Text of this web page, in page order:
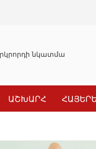
նկատմամբ
ԱՇԽԱՐՀ